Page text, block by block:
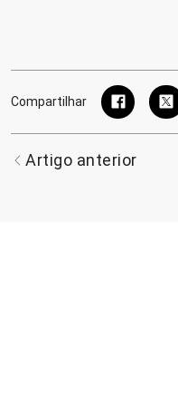
Compartilhar
Artigo anterior